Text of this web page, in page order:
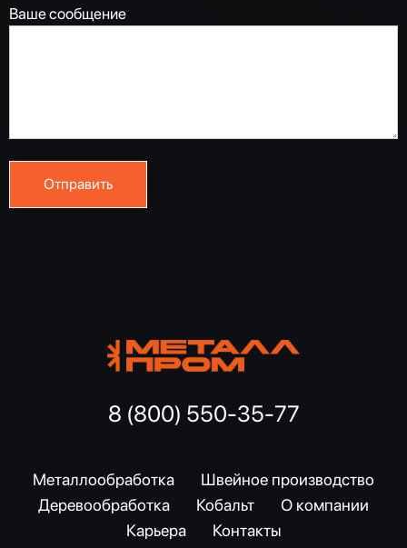
Ваше сообщение
8 (800) 550-35-77
Металлообработка
Швейное производство
Деревообработка
Кобальт
О компании
Карьера
Контакты